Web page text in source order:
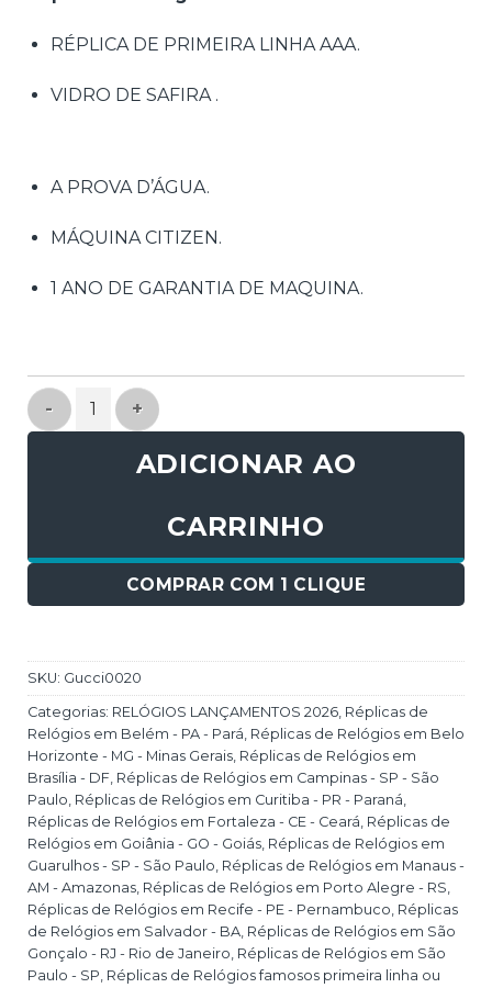
RÉPLICA DE PRIMEIRA LINHA AAA.
VIDRO DE SAFIRA .
A PROVA D’ÁGUA.
MÁQUINA CITIZEN.
1 ANO DE GARANTIA DE MAQUINA.
Réplica de Relógio Gucci Coupe quantidade
ADICIONAR AO
CARRINHO
COMPRAR COM 1 CLIQUE
SKU: Gucci0020
Categorias: RELÓGIOS LANÇAMENTOS 2026, Réplicas de
Relógios em Belém - PA - Pará, Réplicas de Relógios em Belo
Horizonte - MG - Minas Gerais, Réplicas de Relógios em
Brasília - DF, Réplicas de Relógios em Campinas - SP - São
Paulo, Réplicas de Relógios em Curitiba - PR - Paraná,
Réplicas de Relógios em Fortaleza - CE - Ceará, Réplicas de
Relógios em Goiânia - GO - Goiás, Réplicas de Relógios em
Guarulhos - SP - São Paulo, Réplicas de Relógios em Manaus -
AM - Amazonas, Réplicas de Relógios em Porto Alegre - RS,
Réplicas de Relógios em Recife - PE - Pernambuco, Réplicas
de Relógios em Salvador - BA, Réplicas de Relógios em São
Gonçalo - RJ - Rio de Janeiro, Réplicas de Relógios em São
Paulo - SP, Réplicas de Relógios famosos primeira linha ou